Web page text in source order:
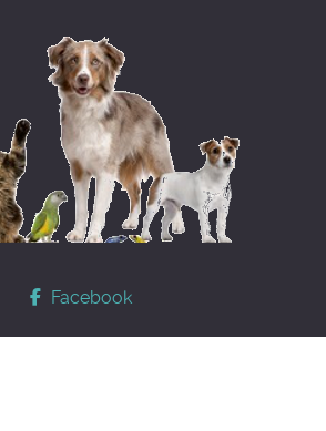
Facebook